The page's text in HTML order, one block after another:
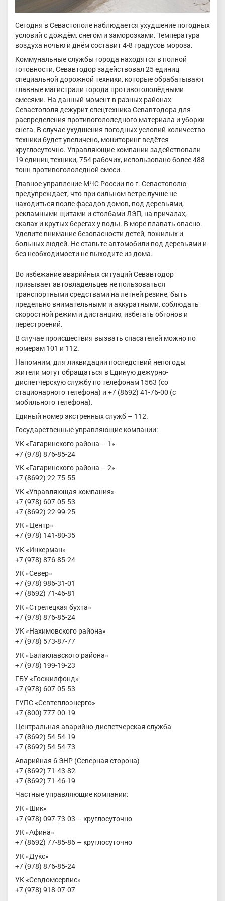
Сегодня в Севастополе наблюдается ухудшение погодных
условий с дождём, снегом и заморозками. Температура
воздуха ночью и днём составит 4-8 градусов мороза.
Коммунальные службы города находятся в полной
готовности, Севавтодор задействовал 25 единиц
специальной дорожной техники, которые обрабатывают
главные магистрали города противогололёдными
смесями. На данный момент в разных районах
Севастополя дежурит спецтехника Севавтодора для
распределения противогололедного материала и уборки
снега. В случае ухудшения погодных условий количество
техники будет увеличено, мониторинг ведётся
круглосуточно. Управляющие компании задействовали
19 единиц техники, 754 рабочих, использовано более 488
тонн противогололедной смеси.
Главное управление МЧС России по г. Севастополю
предупреждает, что при сильном ветре лучше не
находиться возле фасадов домов, под деревьями,
рекламными щитами и столбами ЛЭП, на причалах,
скалах и крутых берегах у воды. В море плавать опасно.
Уделите внимание безопасности детей, пожилых и
больных людей. Не ставьте автомобили под деревьями и
без необходимости не выходите из дома.
Во избежание аварийных ситуаций Севавтодор
призывает автовладельцев не пользоваться
транспортными средствами на летней резине, быть
предельно внимательными и аккуратными, соблюдать
скоростной режим и дистанцию, избегать обгонов и
перестроений.
В случае происшествия вызвать спасателей можно по
номерам 101 и 112.
Напомним, для ликвидации последствий непогоды
жители могут обращаться в Единую дежурно-
диспетчерскую службу по телефонам 1563 (со
стационарного телефона) и +7 (8692) 41-76-00 (с
мобильного телефона).
Единый номер экстренных служб – 112.
Государственные управляющие компании:
УК «Гагаринского района – 1»
+7 (978) 876-85-24
УК «Гагаринского района – 2»
+7 (8692) 22-75-55
УК «Управляющая компания»
+7 (978) 607-05-53
+7 (8692) 22-99-25
УК «Центр»
+7 (978) 141-80-35
УК «Инкерман»
+7 (978) 876-85-24
УК «Север»
+7 (978) 986-31-01
+7 (8692) 71-46-81
УК «Стрелецкая бухта»
+7 (978) 876-85-24
УК «Нахимовского района»
+7 (978) 573-87-77
УК «Балаклавского района»
+7 (978) 199-19-23
ГБУ «Госжилфонд»
+7 (978) 607-05-53
ГУПС «Севтеплоэнерго»
+7 (800) 777-00-19
Центральная аварийно-диспетчерская служба
+7 (8692) 54-54-19
+7 (8692) 54-54-73
Аварийная 6 ЭНР (Северная сторона)
+7 (8692) 71-43-82
+7 (8692) 71-46-19
Частные управляющие компании:
УК «Шик»
+7 (978) 097-73-03 – круглосуточно
УК «Афина»
+7 (8692) 77-85-86 – круглосуточно
УК «Дукс»
+7 (978) 876-85-24
УК «Севдомсервис»
+7 (978) 918-07-07